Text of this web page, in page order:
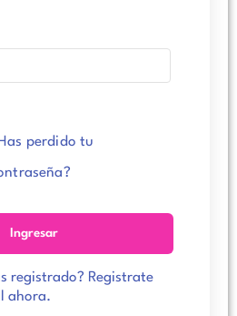
perdido tu
Ingresar
registrado? Registrate
ahora.